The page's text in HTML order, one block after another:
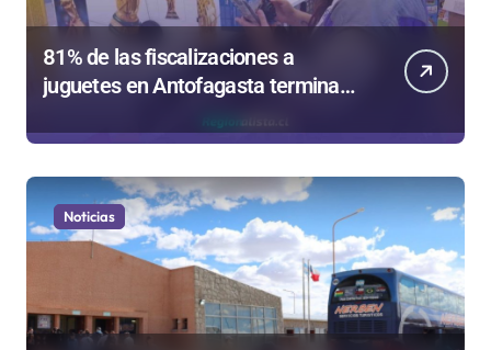
81% de las fiscalizaciones a
juguetes en Antofagasta termina
en sumarios sanitarios
Noticias